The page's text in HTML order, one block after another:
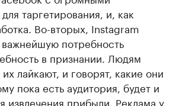
таргетирования, и, как
Во-вторых, Instagram
потребность
в признании. Людям
лайкают, и говорят, какие они
пока есть аудитория, будет и
извлечения прибыли. Реклама у